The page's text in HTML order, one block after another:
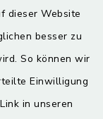
dieser Website
besser zu
So können wir
Einwilligung
in unseren